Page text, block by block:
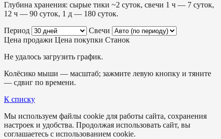
Глубина хранения: сырые тики ~2 суток, свечи 1 ч — 7 суток,
12 ч — 90 суток, 1 д — 180 суток.
Период
Свечи
Цена продажи Цена покупки Станок
Не удалось загрузить график.
Колёсико мыши — масштаб; зажмите левую кнопку и тяните
— сдвиг по времени.
К списку
Мы используем файлы cookie для работы сайта, сохранения
настроек и удобства. Продолжая использовать сайт, вы
соглашаетесь с использованием cookie.